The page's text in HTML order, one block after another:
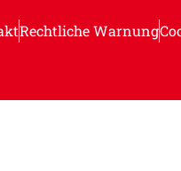
Rechtliche Warnung